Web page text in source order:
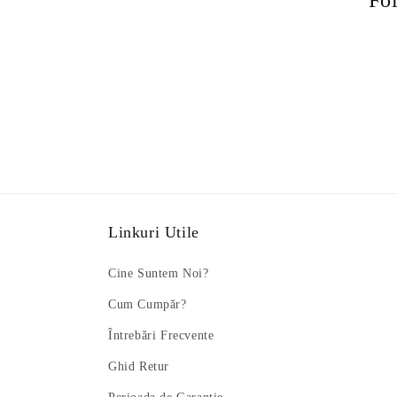
Linkuri Utile
Cine Suntem Noi?
Cum Cumpăr?
Întrebări Frecvente
Ghid Retur